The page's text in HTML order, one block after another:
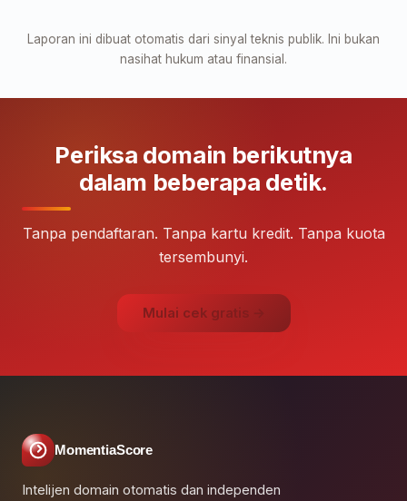
Laporan ini dibuat otomatis dari sinyal teknis publik. Ini bukan
nasihat hukum atau finansial.
Periksa domain berikutnya
dalam beberapa detik.
Tanpa pendaftaran. Tanpa kartu kredit. Tanpa kuota
tersembunyi.
Mulai cek gratis →
MomentiaScore
Intelijen domain otomatis dan independen